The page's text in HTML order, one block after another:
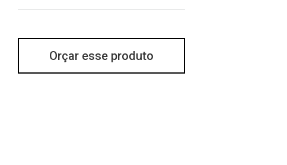
Orçar esse produto